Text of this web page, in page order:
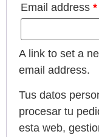
Email address *
A link to set a
email address.
Tus datos
procesar tu
esta web,